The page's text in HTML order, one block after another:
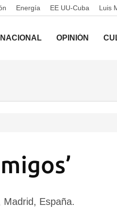
Energía EE UU-Cuba Luis
OPINIÓN
Madrid, España.